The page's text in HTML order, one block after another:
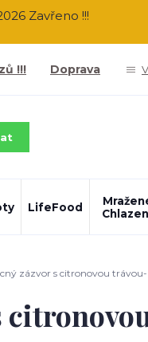
Zavřeno !!!
!!! Doprava
LifeFood
zázvor s citronovou